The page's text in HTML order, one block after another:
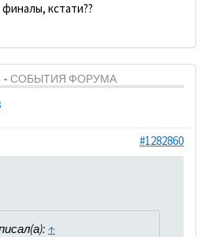
финалы, кстати??
- СОБЫТИЯ ФОРУМА
#1282860
↑